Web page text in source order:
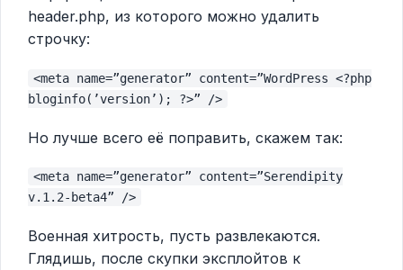
header.php, из которого можно удалить
строчку:
<meta name=”generator” content=”WordPress <?php
bloginfo(’version’); ?>” />
Но лучше всего её поправить, скажем так:
<meta name=”generator” content=”Serendipity
v.1.2-beta4” />
Военная хитрость, пусть развлекаются.
Глядишь, после скупки эксплойтов к